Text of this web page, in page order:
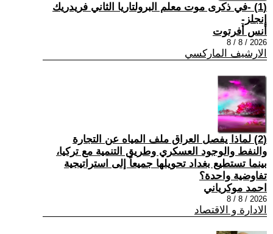
(1) -في ذكرى موت معلم البرولتاريا الثاني فريدريك
إنجلز-
أنس أفرتوت
2026 / 8 / 8
الارشيف الماركسي
(2) لماذا يفصل العراق ملف المياه عن التجارة
والنفط والوجود العسكري وطريق التنمية مع تركيا،
بينما تستطيع بغداد تحويلها جميعاً إلى استراتيجية
تفاوضية واحدة؟
احمد موكرياني
2026 / 8 / 8
الادارة و الاقتصاد